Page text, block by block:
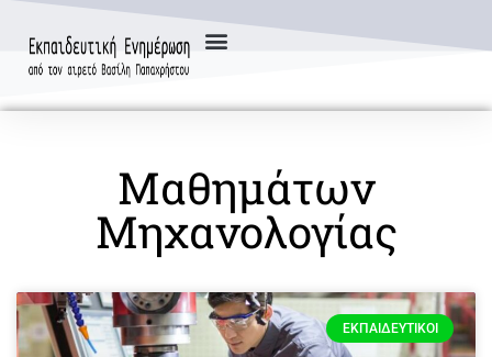
Μαθημάτων
Μηχανολογίας
ΕΚΠΑΙΔΕΥΤΙΚΟΊ